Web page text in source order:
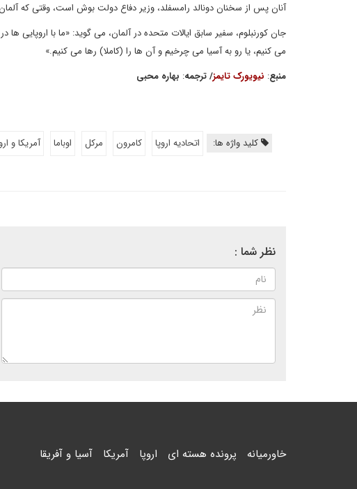
آنان پس از سخنان دونالد رامسفلد، وزیر دفاع دولت بوش است، وقتی که
جان کورنبلوم، سفیر سابق ایالات متحده در آلمان، می گوید: «ما با اروپایی
می کنیم، یا رو به آسیا می چرخیم و آن ها را (کاملا) رها می کنیم.»
منبع: نیویورک تایمز/ترجمه: بهاره محبی
کلید واژه ها: اتحادیه اروپا کامرون مرکل اوباما آمریکا و
نظر شما :
خاورمیانه پرونده هسته ای اروپا آمریکا آسیا و آفریقا